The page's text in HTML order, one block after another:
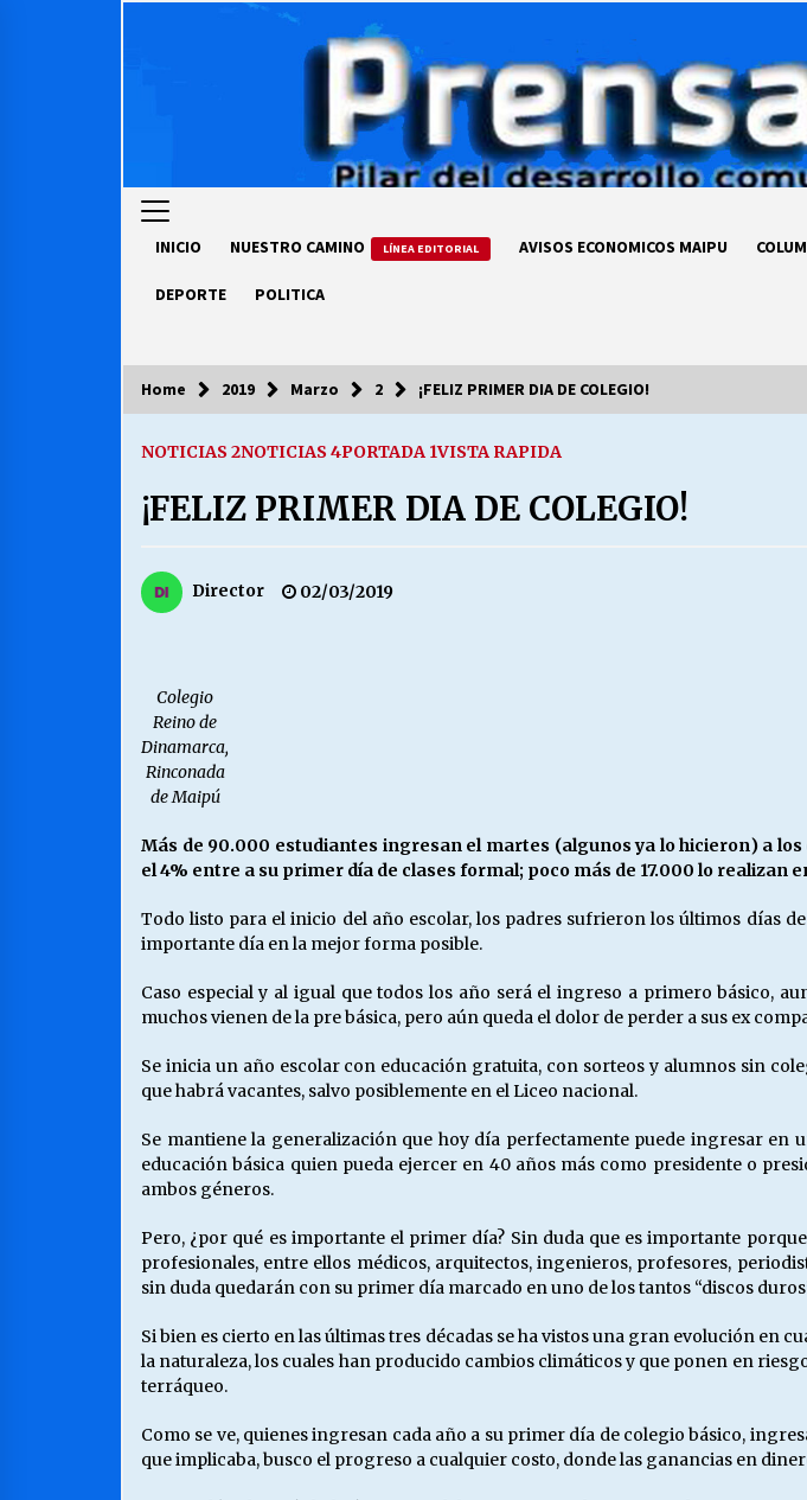
INICIO NUESTRO CAMINO LÍNEA EDITORIAL AVISOS ECONOMICOS MAIPU
DEPORTE POLITICA
COLUMNISTA
luz… ¿Y cuándo van a bajar?
03/08/2026
MUNICIPALIDAD, TRABAJADORES,
CLIMA LABORAL:
30/04/2026
Home 2019 Marzo 2 ¡FELIZ PRIMER DIA DE COLEGIO!
NOTICIAS 2NOTICIAS 4PORTADA 1VISTA RAPIDA
¡FELIZ PRIMER DIA DE COLEGIO!
Director 02/03/2019
Colegio
Reino de
Dinamarca,
Rinconada
de Maipú
Más de 90.000 estudiantes ingresan el martes (algunos ya lo hicieron) a
el 4% entre a su primer día de clases formal; poco más de 17.000 lo realizan
Todo listo para el inicio del año escolar, los padres sufrieron los últimos días
importante día en la mejor forma posible.
Caso especial y al igual que todos los año será el ingreso a primero básico,
muchos vienen de la pre básica, pero aún queda el dolor de perder a sus ex
Se inicia un año escolar con educación gratuita, con sorteos y alumnos sin
que habrá vacantes, salvo posiblemente en el Liceo nacional.
Se mantiene la generalización que hoy día perfectamente puede ingresar en
educación básica quien pueda ejercer en 40 años más como presidente o
ambos géneros.
Pero, ¿por qué es importante el primer día? Sin duda que es importante
profesionales, entre ellos médicos, arquitectos, ingenieros, profesores,
sin duda quedarán con su primer día marcado en uno de los tantos “discos
Si bien es cierto en las últimas tres décadas se ha vistos una gran evolución en
la naturaleza, los cuales han producido cambios climáticos y que ponen en
terráqueo.
Como se ve, quienes ingresan cada año a su primer día de colegio básico,
que implicaba, busco el progreso a cualquier costo, donde las ganancias en